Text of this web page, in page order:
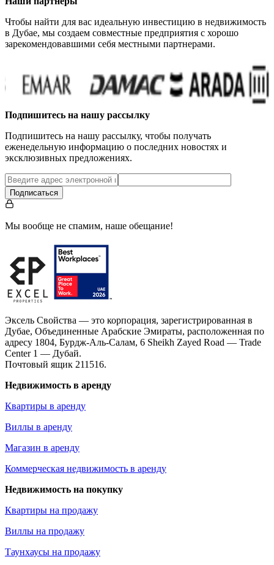
Чтобы найти для вас идеальную инвестицию в недвижимость
в Дубае, мы создаем совместные предприятия с хорошо
зарекомендовавшими себя местными партнерами.
Подпишитесь на нашу рассылку
Подпишитесь на нашу рассылку, чтобы получать
еженедельную информацию о последних новостях и
эксклюзивных предложениях.
Подписаться
Мы вообще не спамим, наше обещание!
Эксель Свойства — это корпорация, зарегистрированная в
Дубае, Объединенные Арабские Эмираты, расположенная по
адресу 1804, Бурдж-Аль-Салам, 6 Sheikh Zayed Road — Trade
Center 1 — Дубай.
Почтовый ящик 211516.
Недвижимость в аренду
Квартиры в аренду
Виллы в аренду
Магазин в аренду
Коммерческая недвижимость в аренду
Недвижимость на покупку
Квартиры на продажу
Виллы на продажу
Таунхаусы на продажу